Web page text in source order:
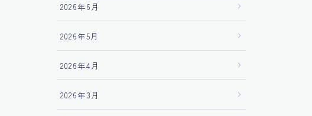
2026年6月
2026年5月
2026年4月
2026年3月